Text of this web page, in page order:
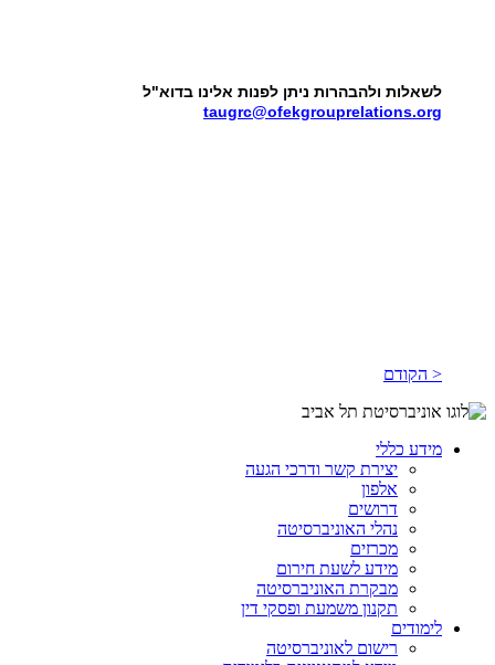
לשאלות ולהבהרות ניתן לפנות אלינו בדוא"ל
taugrc@ofekgrouprelations.org
< הקודם
מידע כללי
יצירת קשר ודרכי הגעה
אלפון
דרושים
נהלי האוניברסיטה
מכרזים
מידע לשעת חירום
מבקרת האוניברסיטה
תקנון משמעת ופסקי דין
לימודים
רישום לאוניברסיטה